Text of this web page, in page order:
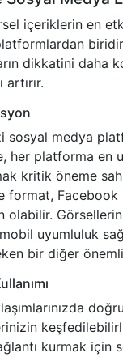
içeriklerin en
dikkatini daha
sosyal medya
her platforma en
kritik öneme
format,
olabilir.
uyumluluk
bir diğer
kurmak için